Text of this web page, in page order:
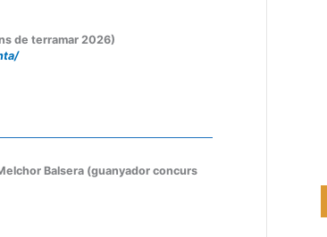
de terramar 2026)
Balsera (guanyador concurs